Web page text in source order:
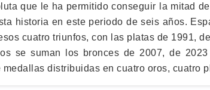
que le ha permitido conseguir la mitad
historia en este periodo de seis años.
cuatro triunfos, con las platas de 1991,
se suman los bronces de 2007, de
medallas distribuidas en cuatro oros, cuatro